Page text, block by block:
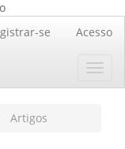
se Acesso
Artigos